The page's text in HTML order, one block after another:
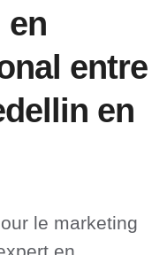
en
entre
en
le marketing